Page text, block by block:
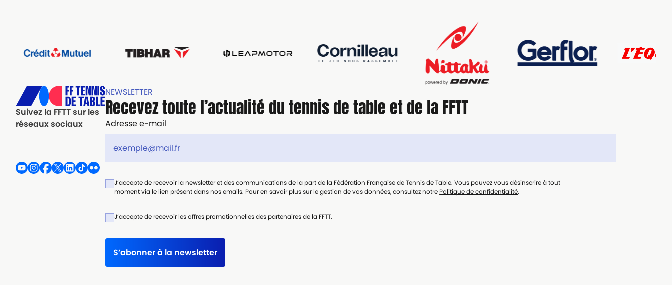
Suivez la FFTT sur les
réseaux sociaux
NEWSLETTER
Recevez toute l’actualité du tennis de table et de la FFTT
Adresse e-mail
J’accepte de recevoir la newsletter et des communications de la part de la Fédération Française de Tennis de Table. Vous pouvez vous désinscrire à tout
moment via le lien présent dans nos emails. Pour en savoir plus sur le gestion de vos données, consultez notre Politique de confidentialité.
J’accepte de recevoir les offres promotionnelles des partenaires de la FFTT.
S’abonner à la newsletter